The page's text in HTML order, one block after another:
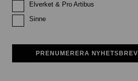
Elverket & Pro Artibus
Sinne
PRENUMERERA NYHETSBREV